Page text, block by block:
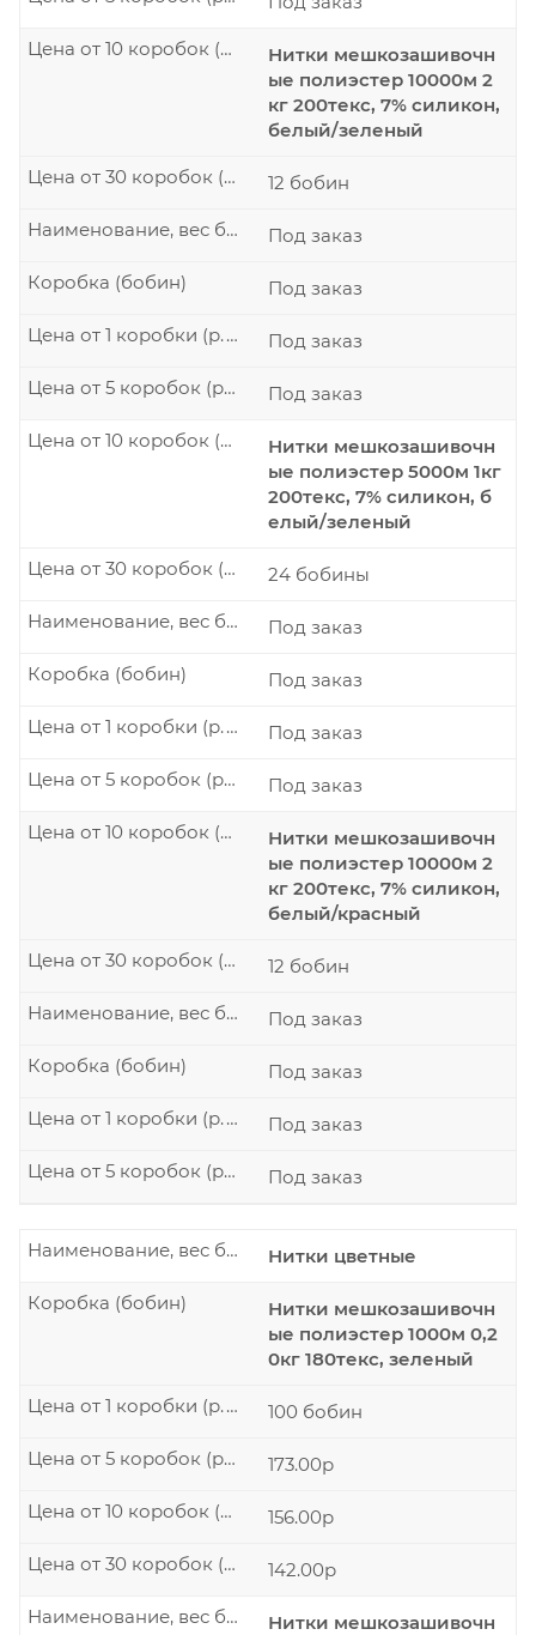
Нитки мешкозашивочн
ые полиэстер 10000м 2
кг 200текс, 7% силикон,
белый/зеленый
Цена от 10 коробок (р./шт.)
12 бобин
Цена от 30 коробок (р./шт.)
Под заказ
Наименование, вес бобины
Под заказ
Коробка (бобин)
Под заказ
Цена от 1 коробки (р./шт.)
Под заказ
Цена от 5 коробок (р./шт.)
Нитки мешкозашивочн
ые полиэстер 5000м 1кг
200текс, 7% силикон, б
елый/зеленый
Цена от 10 коробок (р./шт.)
24 бобины
Цена от 30 коробок (р./шт.)
Под заказ
Наименование, вес бобины
Под заказ
Коробка (бобин)
Под заказ
Цена от 1 коробки (р./шт.)
Под заказ
Цена от 5 коробок (р./шт.)
Нитки мешкозашивочн
ые полиэстер 10000м 2
кг 200текс, 7% силикон,
белый/красный
Цена от 10 коробок (р./шт.)
12 бобин
Цена от 30 коробок (р./шт.)
Под заказ
Наименование, вес бобины
Под заказ
Коробка (бобин)
Под заказ
Цена от 1 коробки (р./шт.)
Под заказ
Цена от 5 коробок (р./шт.)
Нитки цветные
Наименование, вес бобины
Нитки мешкозашивочн
ые полиэстер 1000м 0,2
0кг 180текс, зеленый
Коробка (бобин)
100 бобин
Цена от 1 коробки (р./шт.)
173.00р
Цена от 5 коробок (р./шт.)
156.00р
Цена от 10 коробок (р./шт.)
142.00р
Цена от 30 коробок (р./шт.)
Нитки мешкозашивочн
Наименование, вес бобины